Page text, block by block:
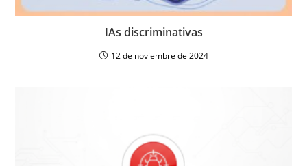
IAs discriminativas
12 de noviembre de 2024